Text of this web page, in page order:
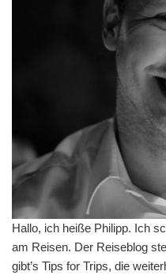
Hallo, ich heiße Philipp. Ich
am Reisen. Der Reiseblog
gibt’s Tips for Trips, die